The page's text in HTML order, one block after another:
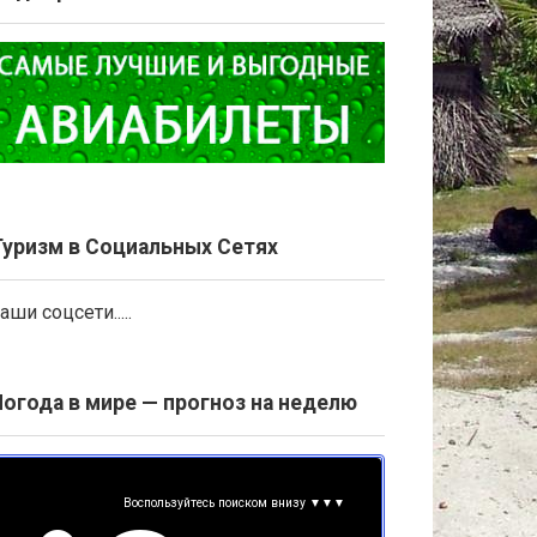
в Социальных Сетях
соцсети.....
в мире — прогноз на неделю
Воспользуйтесь поиском внизу ▼▼▼